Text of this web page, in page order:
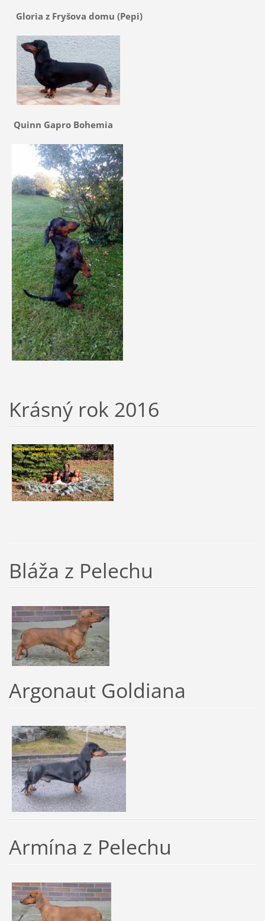
Gloria z Fryšova domu (Pepi)
Quinn Gapro Bohemia
Krásný rok 2016
Bláža z Pelechu
Argonaut Goldiana
Armína z Pelechu